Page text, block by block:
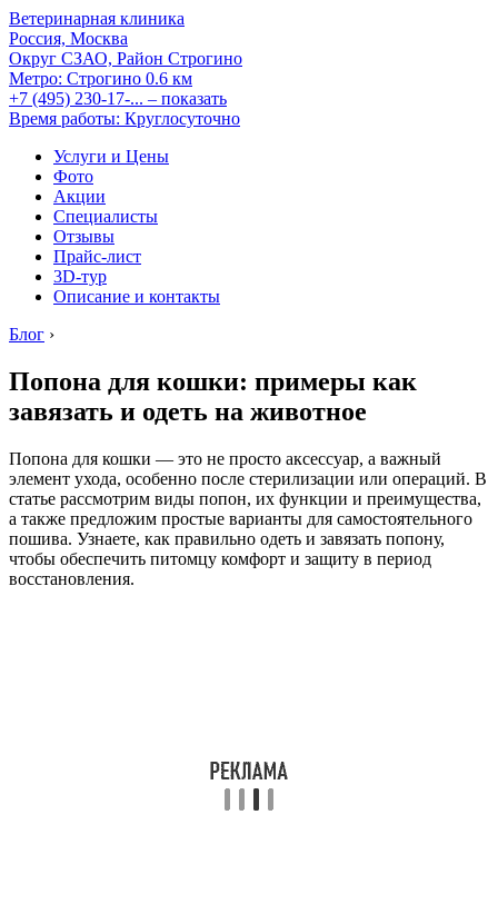
Ветеринарная клиника
Россия, Москва
Округ СЗАО, Район Строгино
Метро: Строгино 0.6 км
+7 (495) 230-17-... – показать
Время работы: Круглосуточно
Услуги и Цены
Фото
Акции
Специалисты
Отзывы
Прайс-лист
3D-тур
Описание и контакты
Блог ›
Попона для кошки: примеры как
завязать и одеть на животное
Попона для кошки — это не просто аксессуар, а важный
элемент ухода, особенно после стерилизации или операций. В
статье рассмотрим виды попон, их функции и преимущества,
а также предложим простые варианты для самостоятельного
пошива. Узнаете, как правильно одеть и завязать попону,
чтобы обеспечить питомцу комфорт и защиту в период
восстановления.